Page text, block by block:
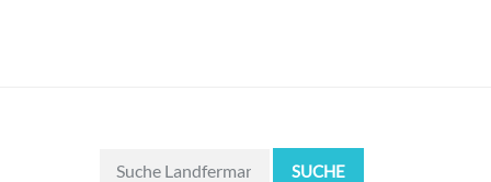
SUCHE